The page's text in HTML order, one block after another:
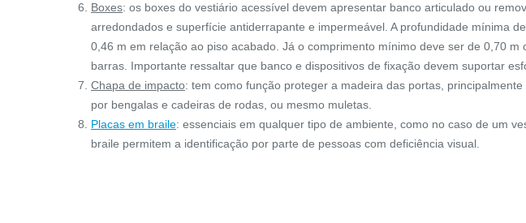
Boxes: os boxes do vestiário acessível devem apresentar banco articulado ou
arredondados e superfície antiderrapante e impermeável. A profundidade mínima
0,46 m em relação ao piso acabado. Já o comprimento mínimo deve ser de 0,70 m
barras. Importante ressaltar que banco e dispositivos de fixação devem suportar
Chapa de impacto: tem como função proteger a madeira das portas,
por bengalas e cadeiras de rodas, ou mesmo muletas.
Placas em braile: essenciais em qualquer tipo de ambiente, como no caso de um
braile permitem a identificação por parte de pessoas com deficiência visual.
BARRA DE APOIO RETA
As barras de apoio reta auxiliam na
segurança e Acessibilidade de
ambientes sanitários, auxiliando pessoas
com mobilid...
O Adesivo S.I.A é a sinalização
obrigatória para identificar espaços
reservados ou prioritários para pessoas
com d...